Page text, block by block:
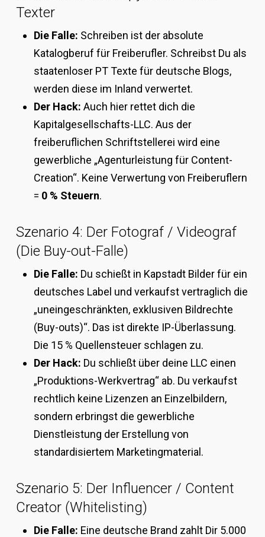
Texter
Die Falle: Schreiben ist der absolute
Katalogberuf für Freiberufler. Schreibst Du als
staatenloser PT Texte für deutsche Blogs,
werden diese im Inland verwertet.
Der Hack: Auch hier rettet dich die
Kapitalgesellschafts-LLC. Aus der
freiberuflichen Schriftstellerei wird eine
gewerbliche „Agenturleistung für Content-
Creation“. Keine Verwertung von Freiberuflern
= 0 % Steuern.
Szenario 4: Der Fotograf / Videograf
(Die Buy-out-Falle)
Die Falle: Du schießt in Kapstadt Bilder für ein
deutsches Label und verkaufst vertraglich die
„uneingeschränkten, exklusiven Bildrechte
(Buy-outs)“. Das ist direkte IP-Überlassung.
Die 15 % Quellensteuer schlagen zu.
Der Hack: Du schließt über deine LLC einen
„Produktions-Werkvertrag“ ab. Du verkaufst
rechtlich keine Lizenzen an Einzelbildern,
sondern erbringst die gewerbliche
Dienstleistung der Erstellung von
standardisiertem Marketingmaterial.
Szenario 5: Der Influencer / Content
Creator (Whitelisting)
Die Falle: Eine deutsche Brand zahlt Dir 5.000